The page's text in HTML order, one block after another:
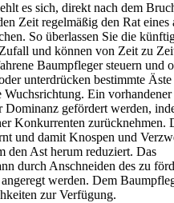
es sich, direkt nach dem
Zeit regelmäßig den Rat eines
So überlassen Sie die
und können von Zeit zu
Baumpfleger steuern und
unterdrücken bestimmte
Wuchsrichtung. Ein
Dominanz gefördert werden,
Konkurrenten zurücknehmen.
und damit Knospen und
den Ast herum reduziert. Das
durch Anschneiden des zu
werden. Dem
zur Verfügung.